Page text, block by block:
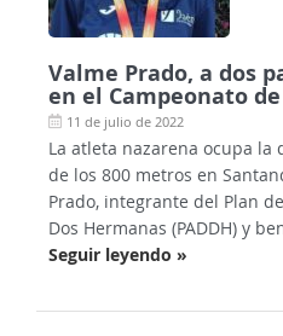
Valme Prado, a dos
en el Campeonato
11 de julio de 2022
La atleta nazarena ocupa
de los 800 metros en
Prado, integrante del Plan
Dos Hermanas (PADDH) y
Seguir leyendo »